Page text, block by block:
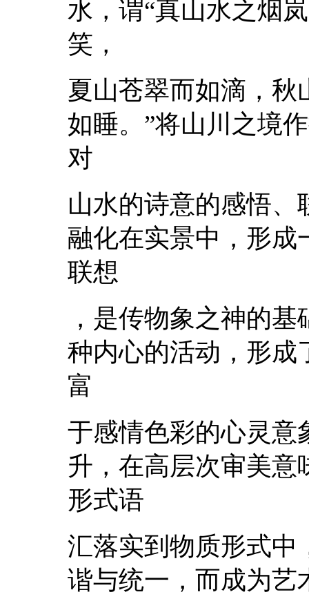
水，谓“真山水之烟
笑，
夏山苍翠而如滴，秋
如睡。”将山川之境
对
山水的诗意的感悟
融化在实景中，形成
联想
，是传物象之神的
种内心的活动，形成
富
于感情色彩的心灵意
升，在高层次审美意
形式语
汇落实到物质形式中
谐与统一，而成为艺